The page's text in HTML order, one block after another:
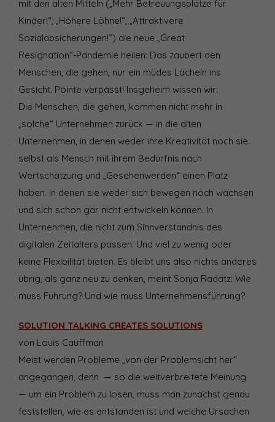
mit den alten Mitteln („Mehr Betreuungsplätze für
Kinder!“, „Höhere Löhne!“, „Attraktivere
Sozialabsicherungen!“) die neue „Great
Resignation“‑Pandemie heilen: Das zaubert den
Menschen, die gehen, nur ein müdes Lächeln ins
Gesicht. Pointe verpasst! Insgeheim wissen wir:
Die Menschen, die gehen, kommen nicht mehr in
„solche“ Unternehmen zurück — in die alten
Unternehmen, in denen weder ihre Kreativität noch sie
selbst als Mensch mit ihrem Bedürfnis nach
Wertschätzung und „Gesehenwerden“ einen Platz
haben. In denen sie weder sich bewegen noch wachsen
und sich schon gar nicht entwickeln können. In
Unternehmen, die nicht zum Sinnverständnis des
digitalen Zeitalters passen. Und viel zu wenig oder
keine Flexibilität bieten. Es bleibt uns also nichts anderes
übrig, als ganz neu zu denken, meint Sonja Radatz: Wie
muss Führung? Und wie muss Unternehmensführung?
SOLUTION TALKING CREATES SOLUTIONS
von Louis Cauffman
Meist werden Probleme „von der Problemsicht her“
angegangen, denn — so die weitverbreitete Meinung
— um ein Problem zu lösen, muss man zunächst genau
feststellen, wie es entstanden ist und welche Ursachen